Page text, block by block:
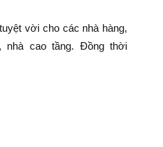
vời cho các nhà hàng,
nhà cao tầng. Đồng thời